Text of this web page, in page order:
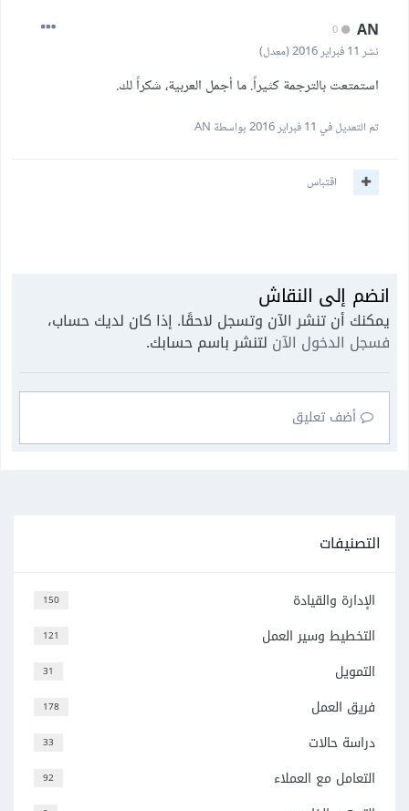
AN
نشر 11 فبراير 2016 (معدل)
استمتعت بالترجمة كثيراً. ما أجمل العربية، شكراً لك.
تم التعديل في 11 فبراير 2016 بواسطة AN
اقتباس
انضم إلى النقاش
يمكنك أن تنشر الآن وتسجل لاحقًا. إذا كان لديك حساب،
فسجل الدخول الآن لتنشر باسم حسابك.
أضف تعليق
التصنيفات
150 الإدارة والقيادة
121 التخطيط وسير العمل
31 التمويل
178 فريق العمل
33 دراسة حالات
92 التعامل مع العملاء